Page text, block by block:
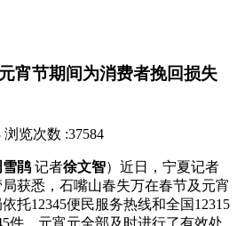
宵节期间为消费者挽回损失
浏览次数 :37584
雪鹃 记者徐文智）近日，宁夏记者
获悉，石嘴山春失万在春节及元宵
托12345便民服务热线和全国12315
件，元宵元全部及时进行了有效处